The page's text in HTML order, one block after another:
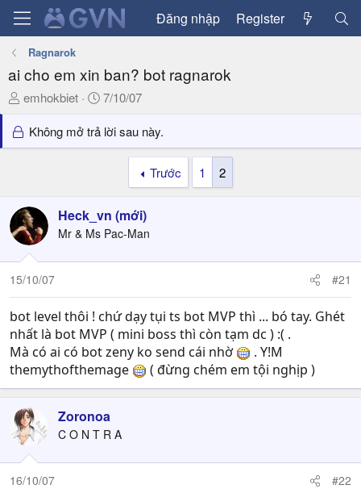
Đăng nhập Register
Ragnarok
ai cho em xin ban? bot ragnarok
T
r
e
t
a
r
e
r
emhokbiet
N
à
y
7/10/07
Không mở trả lời sau này.
Trước 1 2
Heck_vn (mới)
Mr & Ms Pac-Man
15/10/07 #21
bot level thôi ! chứ dạy tụi ts bot MVP thì ... bó tay. Ghét
nhất là bot MVP ( mini boss thì còn tạm dc ) :( .
Mà có ai có bot zeny ko send cái nhờ
. Y!M
themythofthemage
( đừng chém em tội nghịp )
Zoronoa
C O N T R A
16/10/07 #22